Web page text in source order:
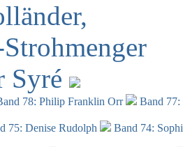
Syré
78: Philip Franklin Orr
Band
75: Denise Rudolph
Band 74: